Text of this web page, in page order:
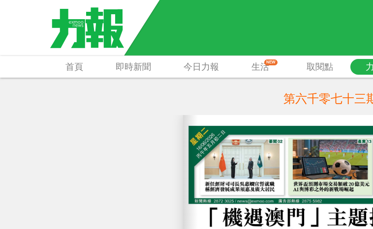
首頁 即時新聞 今日力報 生活NEW 取閱點
第六千零七十三